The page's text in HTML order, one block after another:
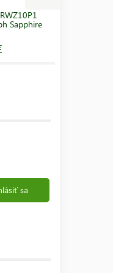
Sapphire
sa